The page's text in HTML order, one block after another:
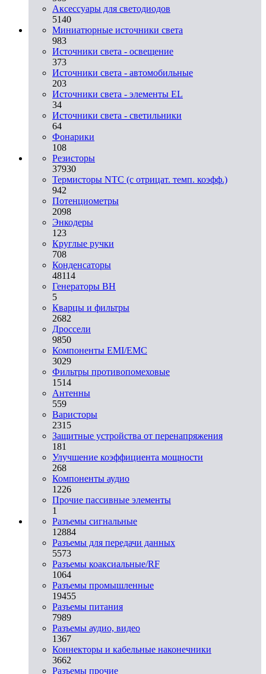
Аксессуары для светодиодов
5140
Миниатюрные источники света
983
Источники света - освещение
373
Источники света - автомобильные
203
Источники света - элементы EL
34
Источники света - светильники
64
Фонарики
108
Резисторы
37930
Термисторы NTC (с отрицат. темп. коэфф.)
942
Потенциометры
2098
Энкодеры
123
Круглые ручки
708
Конденсаторы
48114
Генераторы ВН
5
Кварцы и фильтры
2682
Дроссели
9850
Компоненты EMI/EMC
3029
Фильтры противопомеховые
1514
Антенны
559
Варисторы
2315
Защитные устройства от перенапряжения
181
Улучшение коэффициента мощности
268
Компоненты аудио
1226
Прочие пассивные элементы
1
Разъeмы сигнальные
12884
Разъeмы для передачи данных
5573
Разъeмы коаксиальные/RF
1064
Разъeмы промышленные
19455
Разъeмы питания
7989
Разъeмы аудио, видео
1367
Коннекторы и кабельные наконечники
3662
Разъeмы прочие